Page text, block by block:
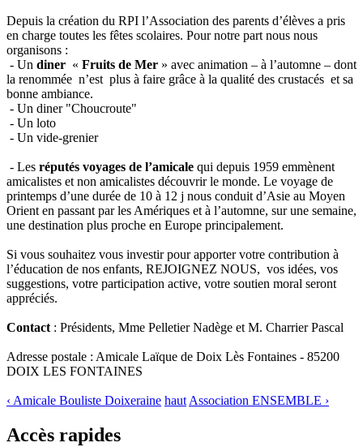
Depuis la création du RPI l’Association des parents d’élèves a pris
en charge toutes les fêtes scolaires. Pour notre part nous nous
organisons :
- Un diner « Fruits de Mer » avec animation – à l’automne – dont
la renommée n’est plus à faire grâce à la qualité des crustacés et sa
bonne ambiance.
- Un diner "Choucroute"
- Un loto
- Un vide-grenier
- Les réputés voyages de l’amicale qui depuis 1959 emmènent
amicalistes et non amicalistes découvrir le monde. Le voyage de
printemps d’une durée de 10 à 12 j nous conduit d’Asie au Moyen
Orient en passant par les Amériques et à l’automne, sur une semaine,
une destination plus proche en Europe principalement.
Si vous souhaitez vous investir pour apporter votre contribution à
l’éducation de nos enfants, REJOIGNEZ NOUS, vos idées, vos
suggestions, votre participation active, votre soutien moral seront
appréciés.
Contact: Présidents, Mme Pelletier Nadège et M. Charrier Pascal
Adresse postale : Amicale Laïque de Doix Lès Fontaines - 85200
DOIX LES FONTAINES
‹ Amicale Bouliste Doixeraine hautAssociation ENSEMBLE ›
Accès rapides